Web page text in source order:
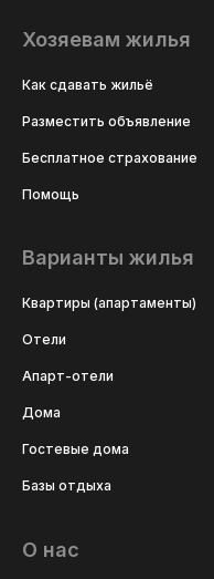
Хозяевам жилья
Как сдавать жильё
Разместить объявление
Бесплатное страхование
Помощь
Варианты жилья
Квартиры (апартаменты)
Отели
Апарт-отели
Дома
Гостевые дома
Базы отдыха
О нас